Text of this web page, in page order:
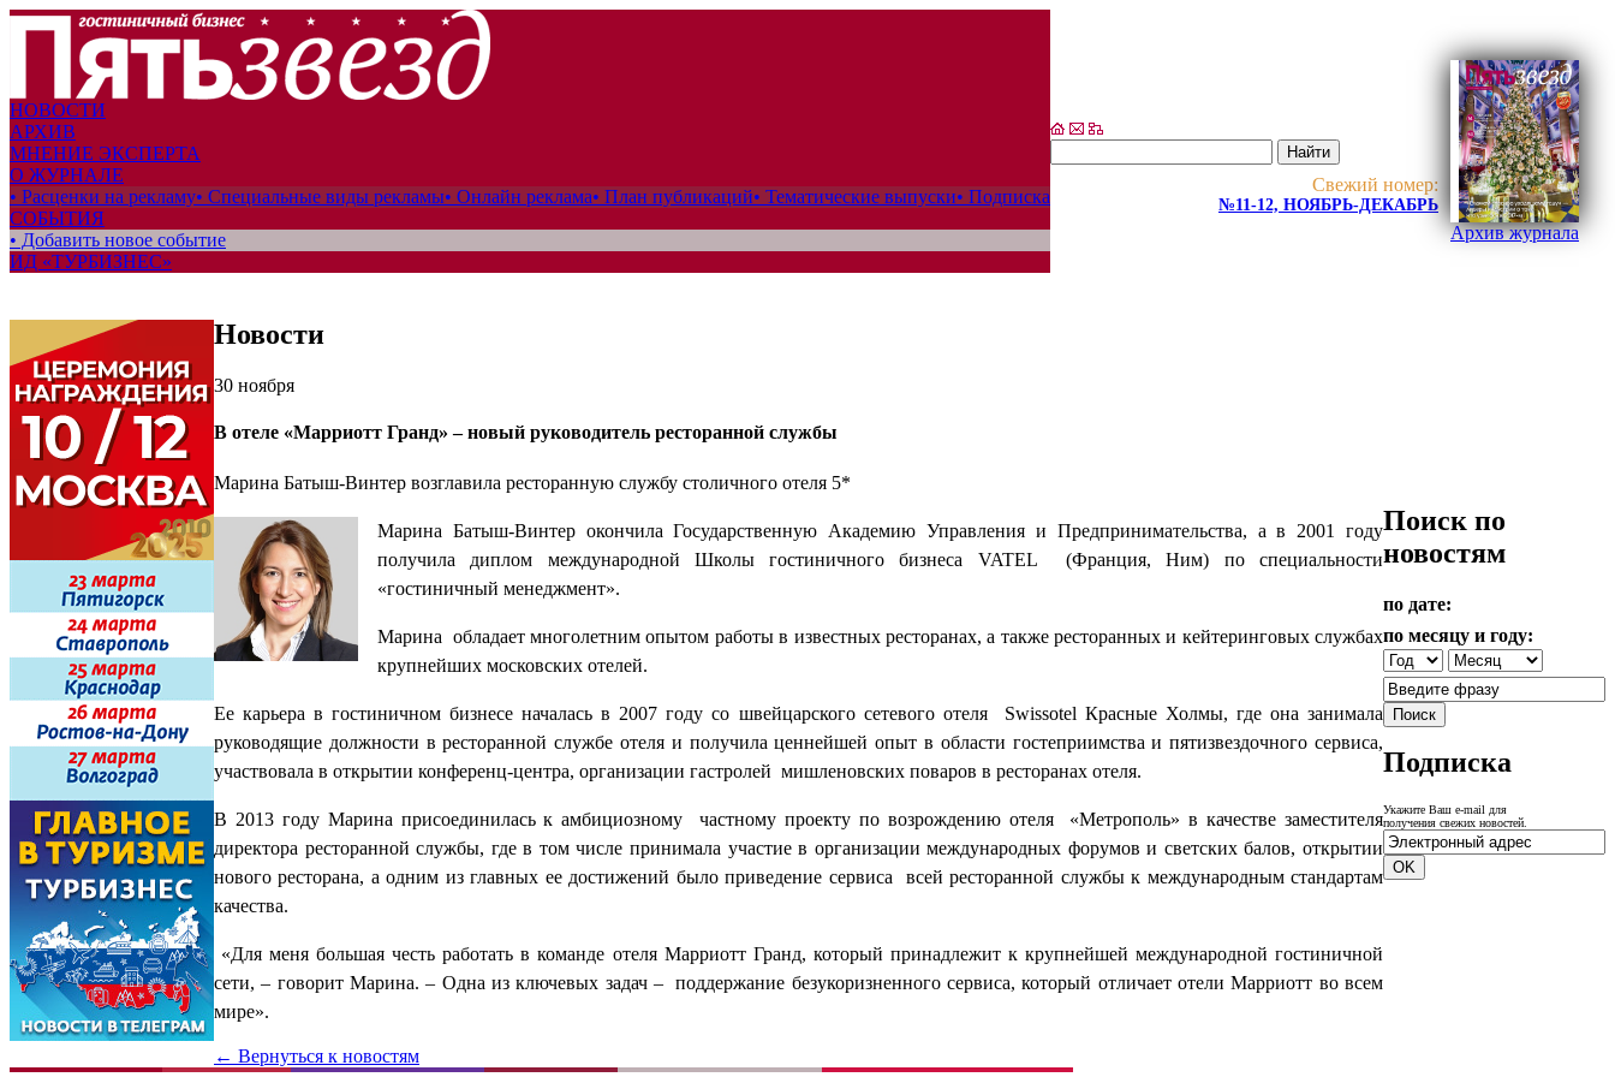
НОВОСТИ
АРХИВ
МНЕНИЕ ЭКСПЕРТА
О ЖУРНАЛЕ
• Расценки на рекламу• Специальные виды рекламы• Онлайн реклама• План публикаций• Тематические выпуски• Подписка
СОБЫТИЯ
• Добавить новое событие
ИД «ТУРБИЗНЕС»
Свежий номер:
№11-12, НОЯБРЬ-ДЕКАБРЬ
Архив журнала
Новости
30 ноября
В отеле «Марриотт Гранд» – новый руководитель ресторанной службы
Марина Батыш-Винтер возглавила ресторанную службу столичного отеля 5*
Марина Батыш-Винтер окончила Государственную Академию Управления и Предпринимательства, а в 2001 году
получила диплом международной Школы гостиничного бизнеса VATEL (Франция, Ним) по специальности
«гостиничный менеджмент».
Марина обладает многолетним опытом работы в известных ресторанах, а также ресторанных и кейтеринговых службах
крупнейших московских отелей.
Ее карьера в гостиничном бизнесе началась в 2007 году со швейцарского сетевого отеля Swissotel Красные Холмы, где она занимала
руководящие должности в ресторанной службе отеля и получила ценнейшей опыт в области гостеприимства и пятизвездочного сервиса,
участвовала в открытии конференц-центра, организации гастролей мишленовских поваров в ресторанах отеля.
В 2013 году Марина присоединилась к амбициозному частному проекту по возрождению отеля «Метрополь» в качестве заместителя
директора ресторанной службы, где в том числе принимала участие в организации международных форумов и светских балов, открытии
нового ресторана, а одним из главных ее достижений было приведение сервиса всей ресторанной службы к международным стандартам
качества.
«Для меня большая честь работать в команде отеля Марриотт Гранд, который принадлежит к крупнейшей международной гостиничной
сети, – говорит Марина. – Одна из ключевых задач – поддержание безукоризненного сервиса, который отличает отели Марриотт во всем
мире».
← Вернуться к новостям
Поиск по
новостям
по дате:
по месяцу и году:
Подписка
Укажите Ваш e-mail для
получения свежих новостей.